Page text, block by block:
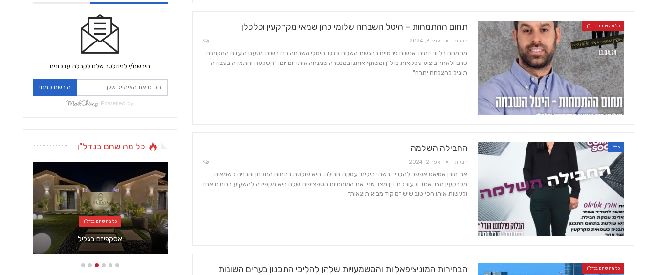
כל מה שחם בנדל"ן תחום ההתמחות – היטל השבחה שלומי כהן שמאי מקרקעין וכלכלן
הבלוק אפר 3, 2024
מתמחה בליווי יזמים ואנשים פרטיים בהגשת השגות כנגד היטלי השבחה הנדרשים מטעם הועדה המקומית
טרם ולאחר ביצוע עסקאות נדל"ן ומשתף אותנו במנטרה שמנחה אותו יום יום: "השקעה והתמדה בעבודה
תוביל להצלחה יתרה"
כללי החבילה השלמה
הבלוק אפר 2, 2024
את מורן אטיאס אפשר להגדיר בשתי מילים: עסקת חבילה. היא שולטת בתחום התכנון והבניה כשמאית
מקרקעין מצד אחד וכעורכת דין מצד שני. את המומחיות הספציפית שלה היא מקפידה להשקיע בתחום אחד
ולעשות אותו הכי טוב שיש ״מיקוד מביא תוצאות״
כל מה שחם בנדל"ן הבחירות המוניציפאליות והמשמעויות שלהן להליכי התכנון בערים השונות
הירשם/י לניוזלטר שלנו לקבלת עדכונים
הירשם כמנוי
Powered by
כל מה שחם בנדל"ן
Maestro ברברה ברזין
כל מה שחם בנדל"ן
אסקפיזם בגליל